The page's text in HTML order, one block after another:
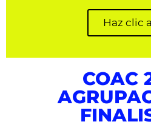
Haz clic
COAC